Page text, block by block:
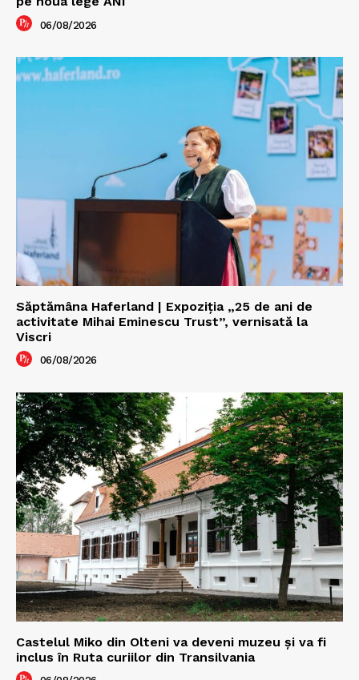
06/08/2026
Săptămâna Haferland | Expoziţia „25 de ani de
activitate Mihai Eminescu Trust”, vernisată la
Viscri
06/08/2026
Castelul Miko din Olteni va deveni muzeu şi va fi
inclus în Ruta curiilor din Transilvania